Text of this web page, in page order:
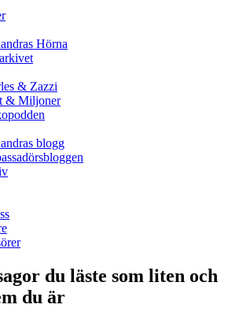
Hörna
& Zazzi
& Miljoner
blogg
du läste som liten och
du är